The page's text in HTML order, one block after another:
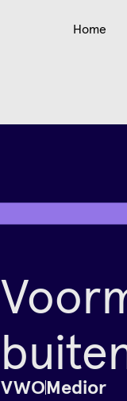
Home
VWOMedior